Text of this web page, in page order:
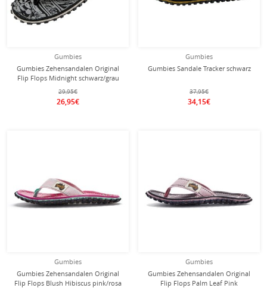
Gumbies
Gumbies Zehensandalen Original
Flip Flops Midnight schwarz/grau
Herren
29,95€
26,95€
Gumbies
Gumbies Sandale Tracker schwarz
37,95€
34,15€
Gumbies
Gumbies Zehensandalen Original
Flip Flops Blush Hibiscus pink/rosa
Gumbies
Gumbies Zehensandalen Original
Flip Flops Palm Leaf Pink